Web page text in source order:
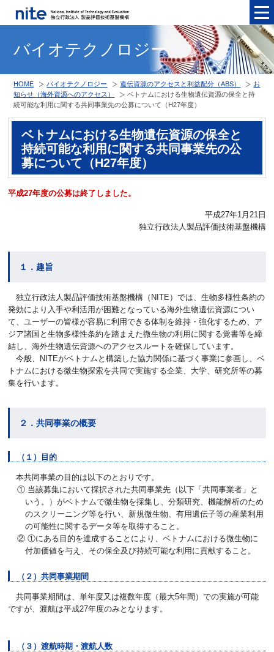
バイオテクノロジー
HOME バイオテクノロジー 遺伝資源のアクセスと利益配分（ABS）
お
知らせ（海外資源へのアクセス）
ベトナムにおける生物遺伝資源の保全と持
続可能な利用に関する共同事業先の公募について（H27年度）
ベトナムにおける生物遺伝資源の保全と
持続可能な利用に関する共同事業先の公
募について（H27年度）
平成27年度の公募は終了しました。
平成27年1月21日
独立行政法人製品評価技術基盤機構
１．趣旨
独立行政法人製品評価技術基盤機構（NITE）では、生物多様性条約の
発効により入手や利活用が困難となっている海外生物遺伝資源につい
て、ユーザーの皆様が容易に利用できる体制を維持・強化するため、ア
ジア諸国と生物多様性条約を踏まえた微生物の利用に関する覚書等を締
結し、海外生物遺伝資源へのアクセスルートを確保しています。
今般、NITEがベトナムと構築した協力関係に基づく事業に参画し、ベ
トナムにおける微生物探索を共同で実施する企業、大学、研究所等の募
集を行います。
２．共同事業の概要
（１）目的
本共同事業の目的は以下のとおりです。
① 当該募集において採択された共同事業先（以下「共同事業者」と
いう。）がベトナムで微生物を採集し、分類研究、機能解析のため
のスクリーニング等を行い、新規微生物、有用遺伝子等の産業利用
の可能性に関するデータ等を取得すること。
② ①にある目的を達成することにより、ベトナムにおける微生物に
付加価値を与え、その保全及び持続可能な利用に貢献すること。
（２）共同事業期間
共同事業期間は、単年度又は複数年度（最大5年間）での実施が可能
ですが、渡航は平成27年度のみとなります。
（３）渡航時期・渡航人数